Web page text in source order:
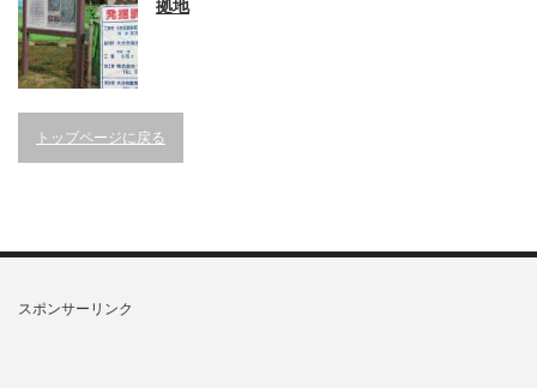
拠地
トップページに戻る
スポンサーリンク